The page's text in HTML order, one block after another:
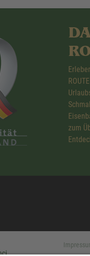
zum